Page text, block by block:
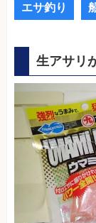
エサ釣り
生アサリ